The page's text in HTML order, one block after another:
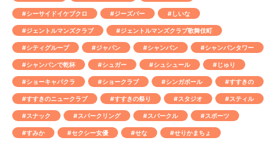
#シーサイドイケブクロ #ジーズバー #しいな
#ジェントルマンズクラブ #ジェントルマンズクラブ歌舞伎町
#シティグループ #ジャパン #シャンパン #シャンパンタワー
#シャンパンで乾杯 #シュガー #シュシュール #じゅり
#ショーキャバクラ #ショークラブ #シンガポール #すすきの
#すすきのニュークラブ #すすきの祭り #スタジオ #スティル
#スナック #スパークリング #スパークル #スポーツ
#すみか #セクシー女優 #せな #せりかまちょ